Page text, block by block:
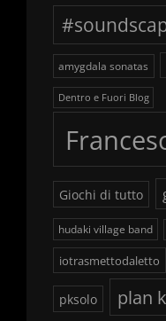
amygdala sonatas
Dentro e Fuori Blog
Giochi di tutto
hudaki village band
iotrasmettodaletto
pksolo plan